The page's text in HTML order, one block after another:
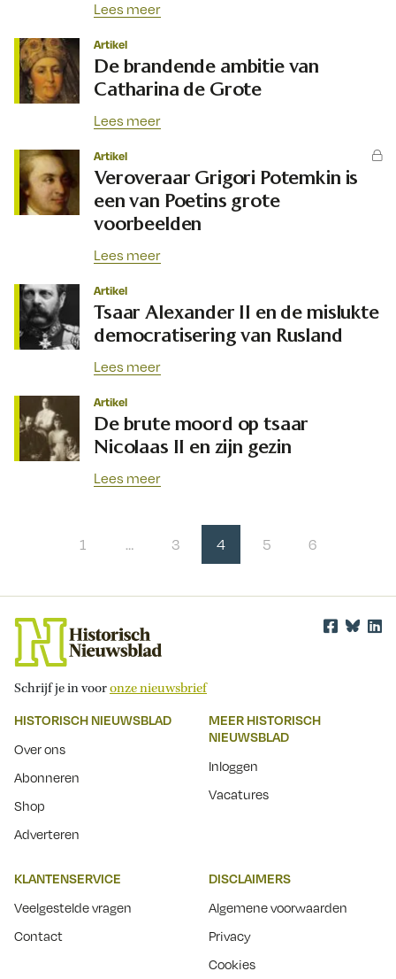
Lees meer
Artikel
De brandende ambitie van
Catharina de Grote
Lees meer
Artikel
Veroveraar Grigori Potemkin is
een van Poetins grote
voorbeelden
Lees meer
Artikel
Tsaar Alexander II en de mislukte
democratisering van Rusland
Lees meer
Artikel
De brute moord op tsaar
Nicolaas II en zijn gezin
Lees meer
1 … 3 4 5 6
Schrijf je in vooronze nieuwsbrief
HISTORISCH NIEUWSBLAD
Over ons
Abonneren
Shop
Adverteren
MEER HISTORISCH
NIEUWSBLAD
Inloggen
Vacatures
KLANTENSERVICE
Veelgestelde vragen
Contact
DISCLAIMERS
Algemene voorwaarden
Privacy
Cookies